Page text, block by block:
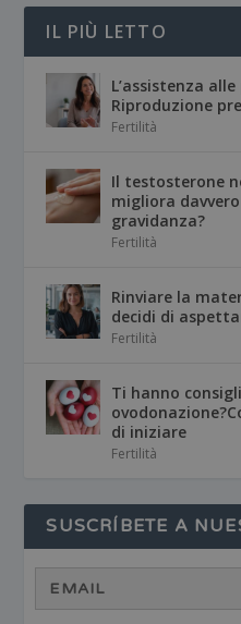
IL PIÙ LETTO
L’assistenza
Riproduzione
Fertilità
Il testosterone
migliora
gravidanza?
Fertilità
Rinviare la
decidi di
Fertilità
Ti hanno
di iniziare
Fertilità
SUSCRÍBETE A